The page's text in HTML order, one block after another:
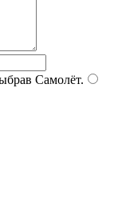
Самолёт.